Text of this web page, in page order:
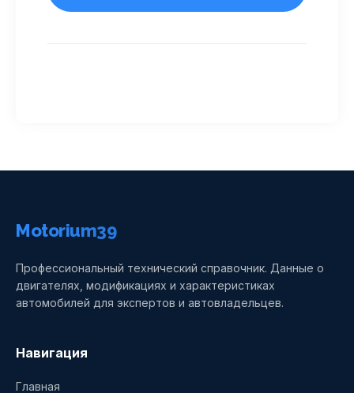
Motorium39
Профессиональный технический справочник. Данные о
двигателях, модификациях и характеристиках
автомобилей для экспертов и автовладельцев.
Навигация
Главная